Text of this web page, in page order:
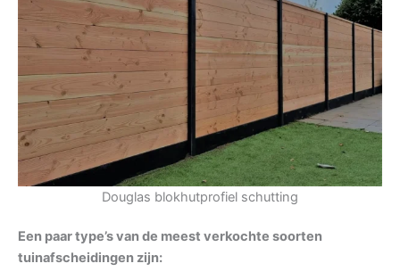
Douglas blokhutprofiel schutting
Een paar type’s van de meest verkochte soorten
tuinafscheidingen zijn: